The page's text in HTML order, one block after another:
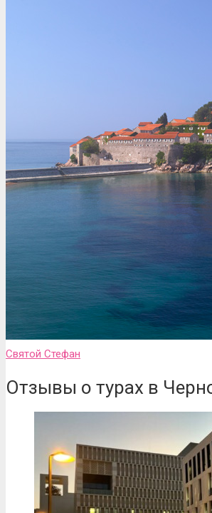
Святой Стефан
Отзывы о турах в